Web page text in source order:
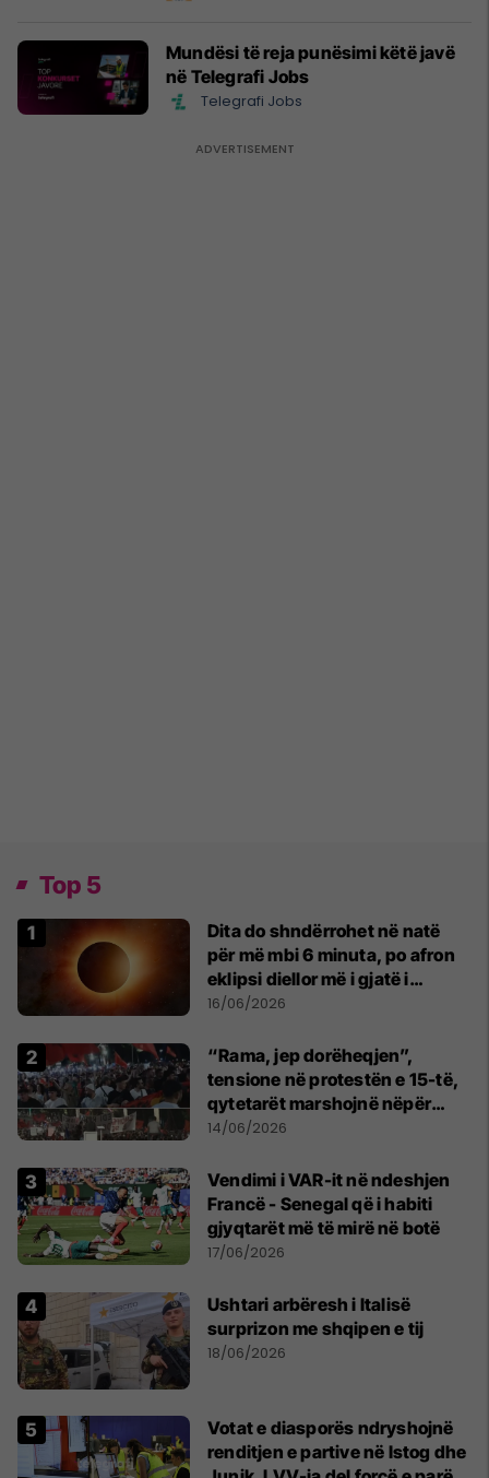
Mundësi të reja punësimi këtë javë
në Telegrafi Jobs
Telegrafi Jobs
Top 5
Dita do shndërrohet në natë
për më mbi 6 minuta, po afron
eklipsi diellor më i gjatë i
shekullit të 21-të
16/06/2026
“Rama, jep dorëheqjen”,
tensione në protestën e 15-të,
qytetarët marshojnë nëpër
kryeqytet
14/06/2026
Vendimi i VAR-it në ndeshjen
Francë - Senegal që i habiti
gjyqtarët më të mirë në botë
17/06/2026
Ushtari arbëresh i Italisë
surprizon me shqipen e tij
18/06/2026
Votat e diasporës ndryshojnë
renditjen e partive në Istog dhe